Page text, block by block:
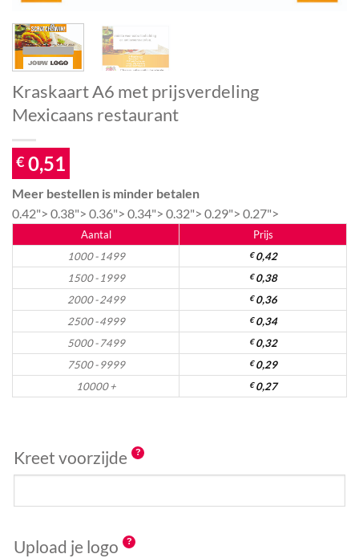
Kraskaart A6 met prijsverdeling
Mexicaans restaurant
€ 0,51
Meer bestellen is minder betalen
0.42"> 0.38"> 0.36"> 0.34"> 0.32"> 0.29"> 0.27">
Aantal
Prijs
1000 - 1499
€0,42
1500 - 1999
€0,38
2000 - 2499
€0,36
2500 - 4999
€0,34
5000 - 7499
€0,32
7500 - 9999
€0,29
10000 +
€0,27
Kreet voorzijde
Upload je logo